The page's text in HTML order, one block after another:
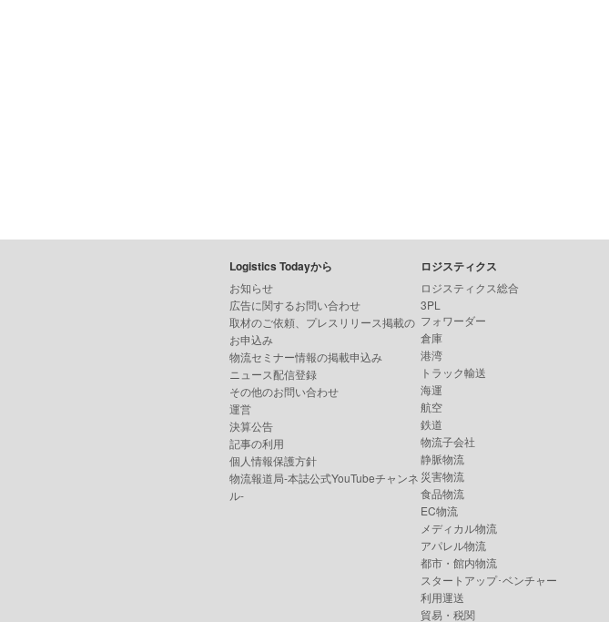
Logistics Todayから
お知らせ
広告に関するお問い合わせ
取材のご依頼、プレスリリース掲載の
お申込み
物流セミナー情報の掲載申込み
ニュース配信登録
その他のお問い合わせ
運営
決算公告
記事の利用
個人情報保護方針
物流報道局-本誌公式YouTubeチャンネ
ル-
ロジスティクス
ロジスティクス総合
3PL
フォワーダー
倉庫
港湾
トラック輸送
海運
航空
鉄道
物流子会社
静脈物流
災害物流
食品物流
EC物流
メディカル物流
アパレル物流
都市・館内物流
スタートアップ･ベンチャー
利用運送
貿易・税関